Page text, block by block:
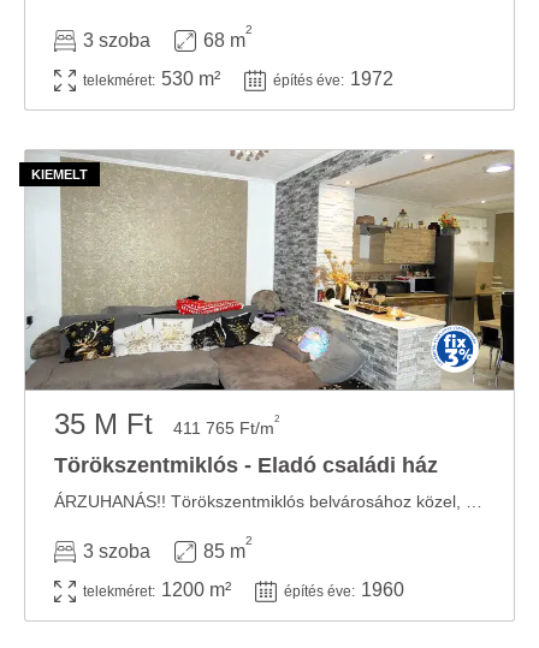
3 szoba 68 m
2
telekméret: 530 m² építés éve: 1972
35 M Ft 411 765 Ft/m2
Törökszentmiklós - Eladó családi ház
3 szoba 85 m
2
telekméret: 1200 m² építés éve: 1960